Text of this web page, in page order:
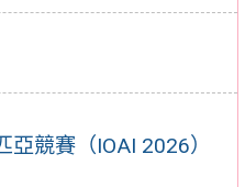
競賽（IOAI 2026）